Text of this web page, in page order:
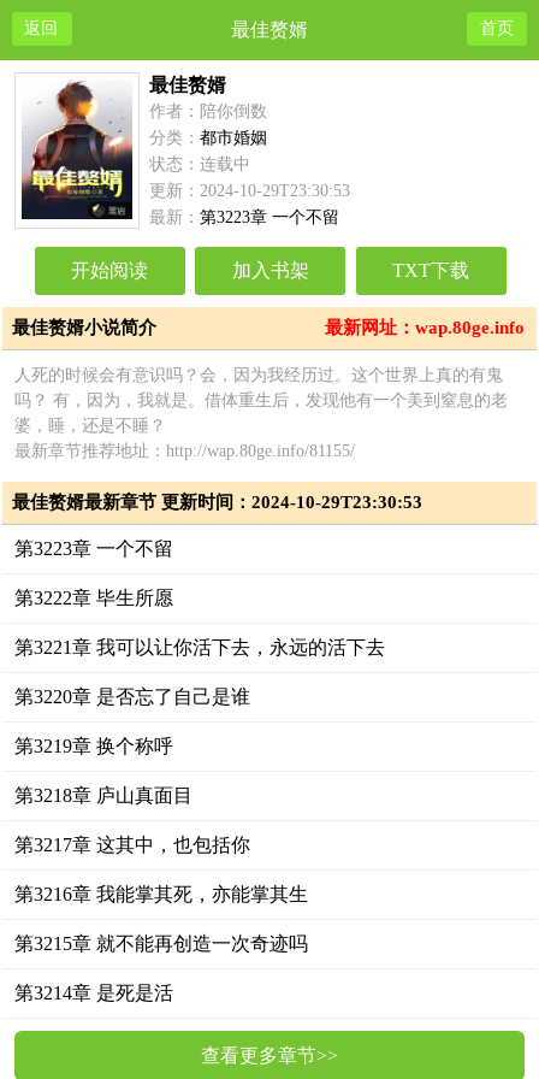
返回 最佳赘婿 首页
最佳赘婿
作者：陪你倒数
分类：都市婚姻
状态：连载中
更新：2024-10-29T23:30:53
最新：第3223章 一个不留
开始阅读 加入书架 TXT下载
最新网址：wap.80ge.info
最佳赘婿小说简介
人死的时候会有意识吗？会，因为我经历过。这个世界上真的有鬼
吗？ 有，因为，我就是。借体重生后，发现他有一个美到窒息的老
婆，睡，还是不睡？
最新章节推荐地址：http://wap.80ge.info/81155/
最佳赘婿最新章节 更新时间：2024-10-29T23:30:53
第3223章 一个不留
第3222章 毕生所愿
第3221章 我可以让你活下去，永远的活下去
第3220章 是否忘了自己是谁
第3219章 换个称呼
第3218章 庐山真面目
第3217章 这其中，也包括你
第3216章 我能掌其死，亦能掌其生
第3215章 就不能再创造一次奇迹吗
第3214章 是死是活
查看更多章节>>